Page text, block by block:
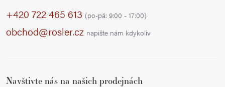
+420 722 465 613 (po-pá: 9:00 - 17:00)
obchod@rosler.cz napište nám kdykoliv
Navštivte nás na našich prodejnách